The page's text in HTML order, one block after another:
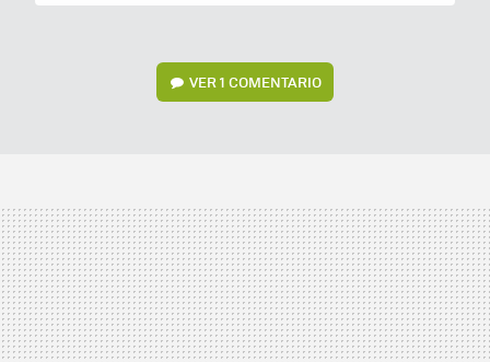
VER1 COMENTARIO